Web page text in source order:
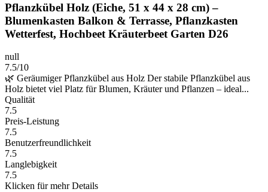
Pflanzkübel Holz (Eiche, 51 x 44 x 28 cm) –
Blumenkasten Balkon & Terrasse, Pflanzkasten
Wetterfest, Hochbeet Kräuterbeet Garten D26
null
7.5/10
🌿 Geräumiger Pflanzkübel aus Holz Der stabile Pflanzkübel aus
Holz bietet viel Platz für Blumen, Kräuter und Pflanzen – ideal...
Qualität
7.5
Preis-Leistung
7.5
Benutzerfreundlichkeit
7.5
Langlebigkeit
7.5
Klicken für mehr Details